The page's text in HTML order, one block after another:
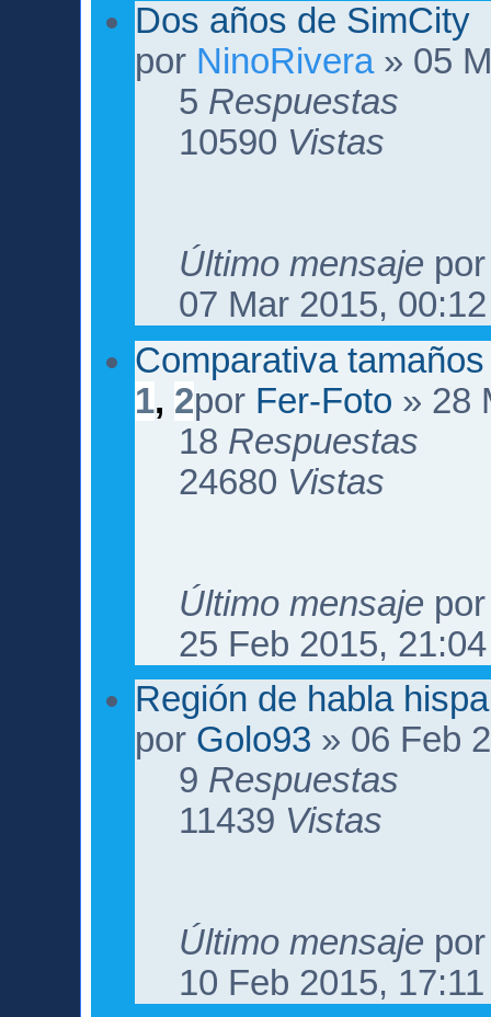
Dos años de SimCity
por NinoRivera» 05
5 Respuestas
10590 Vistas
Último mensaje
07 Mar 2015, 00:12
Comparativa
1, 2por Fer-Foto » 28
18 Respuestas
24680 Vistas
Último mensaje
25 Feb 2015, 21:04
Región de habla
por Golo93 » 06 Feb
9 Respuestas
11439 Vistas
Último mensaje
10 Feb 2015, 17:11